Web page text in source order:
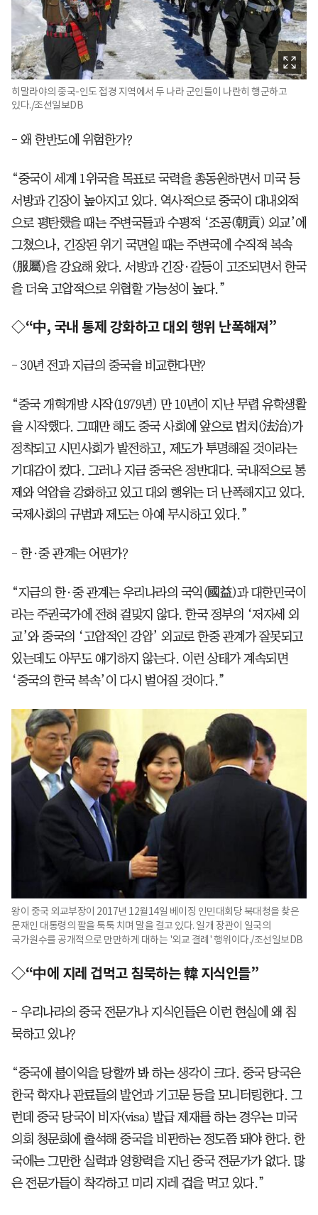
히말라야의 중국-인도 접경 지역에서 두 나라 군인들이 나란히 행군하고
있다./조선일보DB
- 왜 한반도에 위험한가?
“중국이 세계 1위국을 목표로 국력을 총동원하면서 미국 등
서방과 긴장이 높아지고 있다. 역사적으로 중국이 대내외적
으로 평탄했을 때는 주변국들과 수평적 ‘조공(朝貢) 외교’에
그쳤으나, 긴장된 위기 국면일 때는 주변국에 수직적 복속
(服屬)을 강요해 왔다. 서방과 긴장·갈등이 고조되면서 한국
을 더욱 고압적으로 위협할 가능성이 높다.”
◇“中, 국내 통제 강화하고 대외 행위 난폭해져”
- 30년 전과 지금의 중국을 비교한다면?
“중국 개혁개방 시작(1979년) 만 10년이 지난 무렵 유학생활
을 시작했다. 그때만 해도 중국 사회에 앞으로 법치(法治)가
정착되고 시민사회가 발전하고, 제도가 투명해질 것이라는
기대감이 컸다. 그러나 지금 중국은 정반대다. 국내적으로 통
제와 억압을 강화하고 있고 대외 행위는 더 난폭해지고 있다.
국제사회의 규범과 제도는 아예 무시하고 있다.”
- 한·중 관계는 어떤가?
“지금의 한·중 관계는 우리나라의 국익(國益)과 대한민국이
라는 주권국가에 전혀 걸맞지 않다. 한국 정부의 ‘저자세 외
교’와 중국의 ‘고압적인 강압’ 외교로 한중 관계가 잘못되고
있는데도 아무도 얘기하지 않는다. 이런 상태가 계속되면
‘중국의 한국 복속’이 다시 벌어질 것이다.”
왕이 중국 외교부장이 2017년 12월14일 베이징 인민대회당 북대청을 찾은
문재인 대통령의 팔을 툭툭 치며 말을 걸고 있다. 일개 장관이 일국의
국가원수를 공개적으로 만만하게 대하는 '외교 결례' 행위이다./조선일보DB
◇“中에 지레 겁먹고 침묵하는 韓 지식인들”
- 우리나라의 중국 전문가나 지식인들은 이런 현실에 왜 침
묵하고 있나?
“중국에 불이익을 당할까 봐 하는 생각이 크다. 중국 당국은
한국 학자나 관료들의 발언과 기고문 등을 모니터링한다. 그
런데 중국 당국이 비자(visa) 발급 제재를 하는 경우는 미국
의회 청문회에 출석해 중국을 비판하는 정도쯤 돼야 한다. 한
국에는 그만한 실력과 영향력을 지닌 중국 전문가가 없다. 많
은 전문가들이 착각하고 미리 지레 겁을 먹고 있다.”